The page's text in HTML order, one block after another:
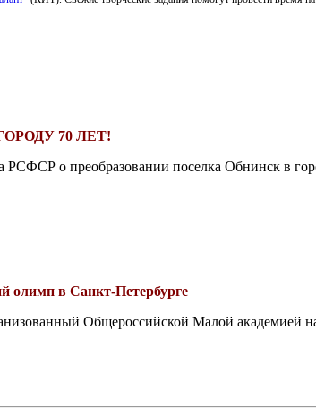
70 ЛЕТ!
РСФСР о преобразовании поселка Обнинск в
олимп в Санкт-Петербурге
Общероссийской Малой академией